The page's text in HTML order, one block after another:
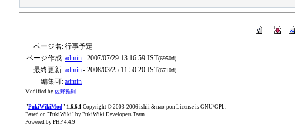
ページ名:行事予定
ページ作成:admin- 2007/07/29 13:16:59 JST(6950d)
最終更新:admin- 2008/03/25 11:50:20 JST(6710d)
編集可:admin
Modified by 佐野雅則
"PukiWikiMod" 1.6.6.1 Copyright © 2003-2006 ishii & nao-pon License is GNU/GPL.
Based on "PukiWiki" by PukiWiki Developers Team
Powered by PHP 4.4.9